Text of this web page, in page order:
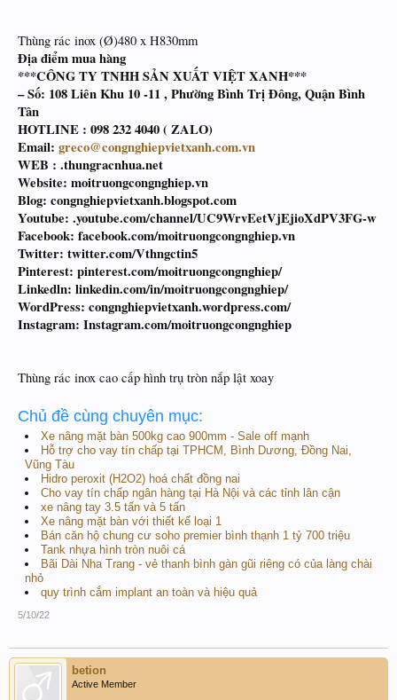
Thùng rác inox (Ø)480 x H830mm
Địa điểm mua hàng
***CÔNG TY TNHH SẢN XUẤT VIỆT XANH***
– Số: 108 Liên Khu 10 -11 , Phường Bình Trị Đông, Quận Bình
Tân
HOTLINE : 098 232 4040 ( ZALO)
Email: greco@congnghiepvietxanh.com.vn
WEB : .thungracnhua.net
Website: moitruongcongnghiep.vn
Blog: congnghiepvietxanh.blogspot.com
Youtube: .youtube.com/channel/UC9WrvEetVjEjioXdPV3FG-w
Facebook: facebook.com/moitruongcongnghiep.vn
Twitter: twitter.com/Vthngctin5
Pinterest: pinterest.com/moitruongcongnghiep/
Linkedln: linkedin.com/in/moitruongcongnghiep/
WordPress: congnghiepvietxanh.wordpress.com/
Instagram: Instagram.com/moitruongcongnghiep
Thùng rác inox cao cấp hình trụ tròn nắp lật xoay
Chủ đề cùng chuyên mục:
Xe nâng mặt bàn 500kg cao 900mm - Sale off mạnh
Hỗ trợ cho vay tín chấp tại TPHCM, Bình Dương, Đồng Nai,
Vũng Tàu
Hidro peroxit (H2O2) hoá chất đồng nai
Cho vay tín chấp ngân hàng tại Hà Nội và các tỉnh lân cận
xe nâng tay 3.5 tấn và 5 tấn
Xe nâng mặt bàn với thiết kế loại 1
Bán căn hộ chung cư soho premier bình thạnh 1 tỷ 700 triệu
Tank nhựa hình tròn nuôi cá
Bãi Dài Nha Trang - vẻ thanh bình gàn gũi riêng có của làng chài
nhỏ
quy trình cắm implant an toàn và hiệu quả
5/10/22
betion
Active Member